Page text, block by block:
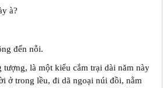
à?
đến nỗi.
là một kiểu cắm trại dài năm này
ở trong lều, đi dã ngoại núi đồi, nằm